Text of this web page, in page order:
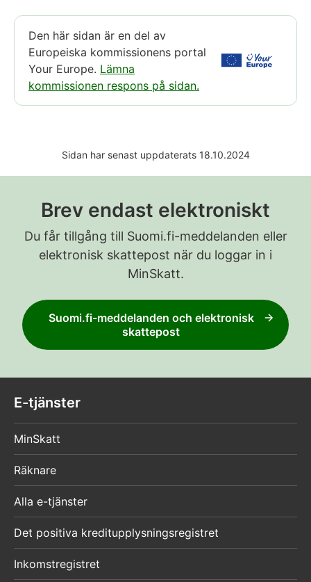
Den här sidan är en del av
Europeiska kommissionens portal
Your Europe. Lämna
kommissionen respons på sidan.
Sidan har senast uppdaterats 18.10.2024
Brev endast elektroniskt
Du får tillgång till Suomi.fi-meddelanden eller
elektronisk skattepost när du loggar in i
MinSkatt.
Suomi.fi-meddelanden och elektronisk
skattepost
E-tjänster
MinSkatt
Räknare
Alla e-tjänster
Det positiva kreditupplysningsregistret
Inkomstregistret